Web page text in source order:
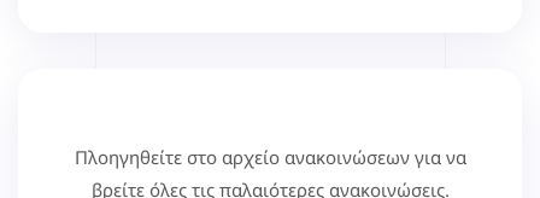
Πλοηγηθείτε στο αρχείο ανακοινώσεων για να
βρείτε όλες τις παλαιότερες ανακοινώσεις.